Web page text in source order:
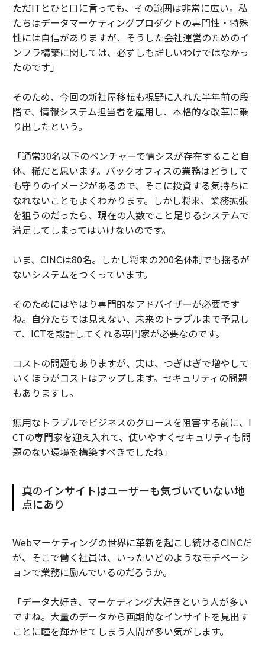
ただITとひと口に言っても、その範囲は非常に広い。私
たちはデータマーケティングプロダクトの専門性・特殊
性には自信がありますが、そうした会社運営のためのイ
ンフラ構築に関しては、必ずしも詳しいわけではなかっ
たのです」
そのため、今回の新社屋移転も視野に入れた半年前の段
階で、情報システム担当者を雇用し、本格的な改革に乗
り出したという。
「通常30名以下のベンチャーで情シスが存在すること自
体、稀だと思います。バックオフィスの業務はどうして
も守りのイメージがあるので、そこに投資する気持ちに
なれないこともよくわかります。しかし将来、業務拡張
を狙うのだったら、現在の人数でこと足りるシステムで
満足してしまってはいけないのです。
いま、CINCは80名。しかし将来の200名体制でも揺るが
ないシステムをつくっています。
そのためにはやはり専門的なアドバイザーが必要です
ね。自分たちでは見えない、未来のトラブルまで予見し
て、ICTを設計してくれる専門家が必要なのです。
コストの問題もありますが、実は、つぎはぎで増やして
いくほうがコストはアップします。セキュリティの問題
もありますし。
無用なトラブルでビジネスのグロースを阻害する前に、I
CTの専門家を迎え入れて、使いやすくセキュリティも問
題のない環境を構築すべきでしたね」
真のインサイトはユーザーも気づいていない地
点にあり
Webマーケティングの世界に革新を起こし続けるCINCだ
が、そこで働く社員は、いったいどのようなモチベーシ
ョンで業務に励んでいるのだろうか。
「データ大好き、マーケティング大好きという人が多い
ですね。大量のデータから画期的なインサイトを見出す
ことに瞳を輝かせてしまう人間が多い気がします。